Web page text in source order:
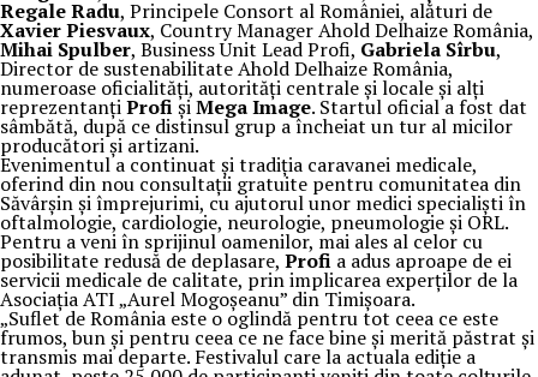
Regale Radu, Principele Consort al României, alături de
Xavier Piesvaux, Country Manager Ahold Delhaize România,
Mihai Spulber, Business Unit Lead Profi, Gabriela Sîrbu,
Director de sustenabilitate Ahold Delhaize România,
numeroase oficialități, autorități centrale și locale și alți
reprezentanțiProfișiMega Image. Startul oficial a fost dat
sâmbătă, după ce distinsul grup a încheiat un tur al micilor
producători și artizani.
Evenimentul a continuat și tradiția caravanei medicale,
oferind din nou consultații gratuite pentru comunitatea din
Săvârșin și împrejurimi, cu ajutorul unor medici specialiști în
oftalmologie, cardiologie, neurologie, pneumologie și ORL.
Pentru a veni în sprijinul oamenilor, mai ales al celor cu
posibilitate redusă de deplasare, Profi a adus aproape de ei
servicii medicale de calitate, prin implicarea experților de la
Asociația ATI „Aurel Mogoșeanu” din Timișoara.
„Suflet de România este o oglindă pentru tot ceea ce este
frumos, bun și pentru ceea ce ne face bine și merită păstrat și
transmis mai departe. Festivalul care la actuala ediție a